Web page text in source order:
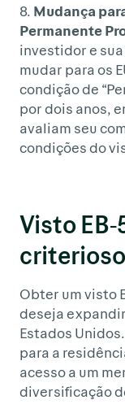
8. Mudança
Permanente
investidor e
mudar para os
condição de
por dois anos,
avaliam seu
condições do
Visto
Obter um visto
deseja
Estados
para a
acesso a um
diversificação